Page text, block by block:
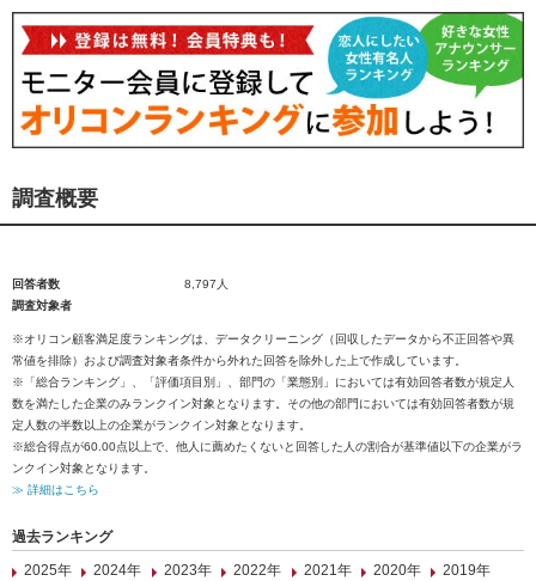
調査概要
回答者数
8,797人
調査対象者
※オリコン顧客満足度ランキングは、データクリーニング（回収したデータから不正回答や異
常値を排除）および調査対象者条件から外れた回答を除外した上で作成しています。
※「総合ランキング」、「評価項目別」、部門の「業態別」においては有効回答者数が規定人
数を満たした企業のみランクイン対象となります。その他の部門においては有効回答者数が規
定人数の半数以上の企業がランクイン対象となります。
※総合得点が60.00点以上で、他人に薦めたくないと回答した人の割合が基準値以下の企業がラ
ンクイン対象となります。
≫ 詳細はこちら
過去ランキング
2025年
2024年 2023年 2022年 2021年 2020年
2019年